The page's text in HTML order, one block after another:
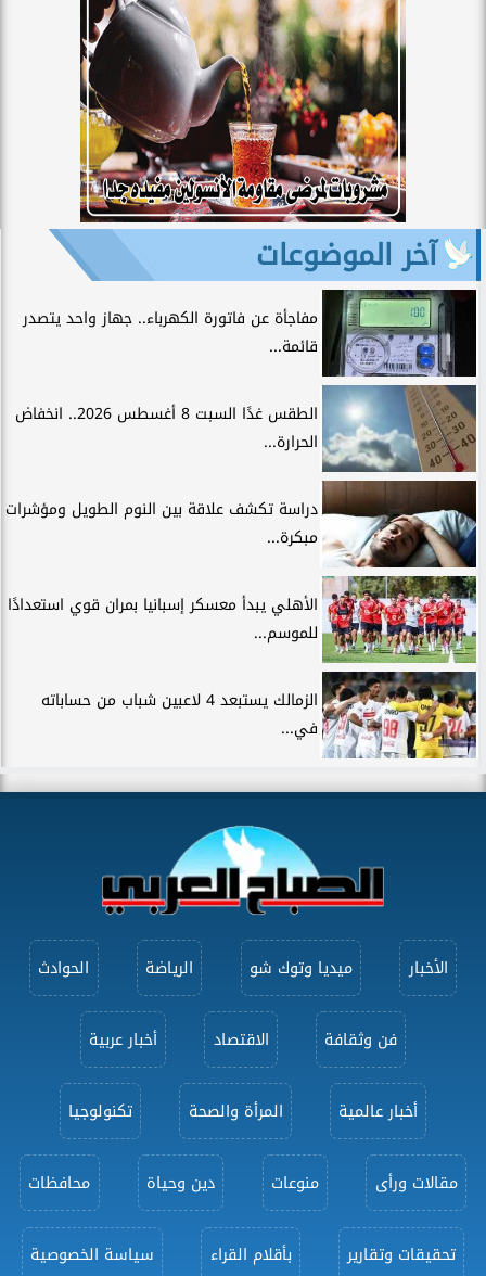
آخر الموضوعات
مفاجأة عن فاتورة الكهرباء.. جهاز واحد يتصدر
قائمة...
الطقس غدًا السبت 8 أغسطس 2026.. انخفاض
الحرارة...
دراسة تكشف علاقة بين النوم الطويل ومؤشرات
مبكرة...
الأهلي يبدأ معسكر إسبانيا بمران قوي استعدادًا
للموسم...
الزمالك يستبعد 4 لاعبين شباب من حساباته
في...
الأخبار ميديا وتوك شو الرياضة الحوادث
فن وثقافة الاقتصاد أخبار عربية
أخبار عالمية المرأة والصحة تكنولوجيا
مقالات ورأى منوعات دين وحياة محافظات
تحقيقات وتقارير بأقلام القراء سياسة الخصوصية